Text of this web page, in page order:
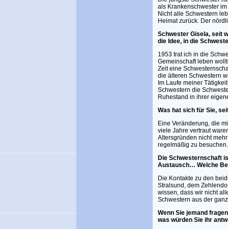
als Krankenschwester
Nicht alle Schwestern
Heimat zurück. Der
Schwester Gisela, seit
die Idee, in die
1953 trat ich in die
Gemeinschaft leben
Zeit eine
die älteren Schwestern
Im Laufe meiner
Schwestern die
Ruhestand in ihrer
Was hat sich für Sie,
Eine Veränderung, die
viele Jahre vertraut
Altersgründen nicht
regelmäßig zu besuchen.
Die Schwesternschaft
Austausch… Welche
Die Kontakte zu den
Stralsund, dem
wissen, dass wir nicht
Schwestern aus der
Wenn Sie jemand
was würden Sie ihr